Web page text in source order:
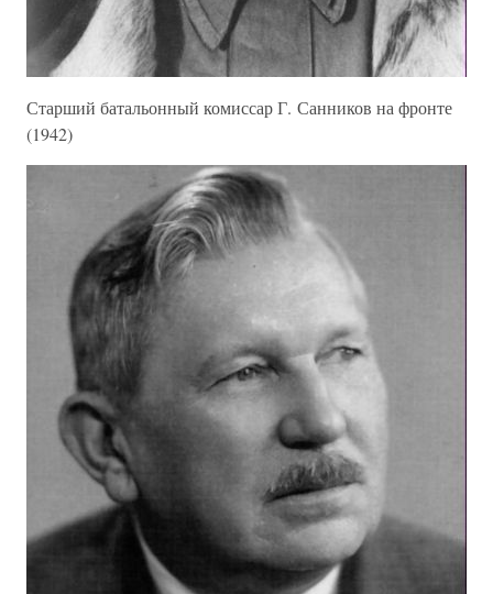
Старший батальонный комиссар Г. Санников на фронте
(1942)